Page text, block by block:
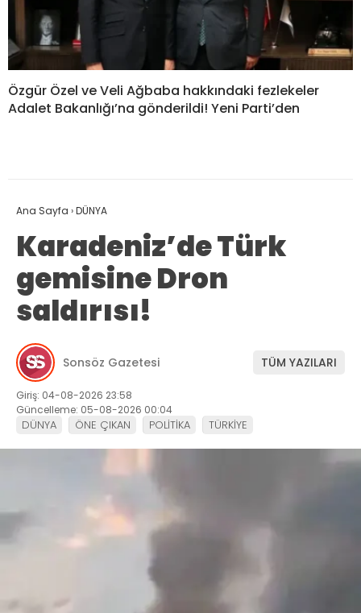
Özgür Özel ve Veli Ağbaba hakkındaki fezlekeler
Adalet Bakanlığı’na gönderildi! Yeni Parti’den
Ana Sayfa ›DÜNYA
Karadeniz’de Türk
gemisine Dron
saldırısı!
Sonsöz Gazetesi TÜM YAZILARI
Giriş: 04-08-2026 23:58
Güncelleme: 05-08-2026 00:04
DÜNYA ÖNE ÇIKAN POLİTİKA TÜRKİYE